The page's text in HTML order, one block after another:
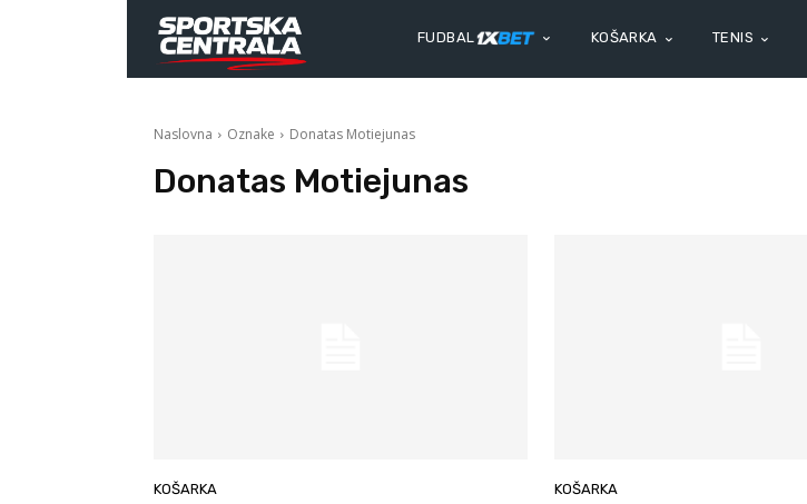
FUDBAL KOŠARKA TENIS
Naslovna Oznake Donatas Motiejunas
Donatas Motiejunas
KOŠARKA KOŠARKA